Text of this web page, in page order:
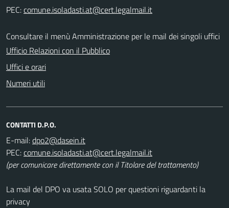
PEC:
Consultare il menù Amministrazione per le mail dei singoli uffici
Ufficio Relazioni con il Pubblico
Uffici e orari
Numeri utili
CONTATTI D.P.O.
E-mail:
PEC:
(per comunicare direttamente con il Titolare del trattamento)
La mail del DPO va usata SOLO per questioni riguardanti la
privacy